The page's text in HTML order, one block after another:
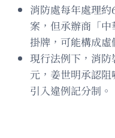
消防處每年處理
案，但承辦商「
掛牌，可能構成虛
現行法例下，消
元，姜世明承認
引入違例記分制。